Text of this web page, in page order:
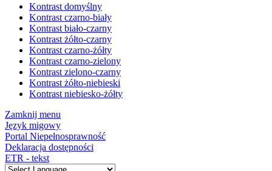
Kontrast domyślny
Kontrast czarno-biały
Kontrast biało-czarny
Kontrast żółto-czarny
Kontrast czarno-żółty
Kontrast czarno-zielony
Kontrast zielono-czarny
Kontrast żółto-niebieski
Kontrast niebiesko-żółty
Zamknij menu
Język migowy
Portal Niepełnosprawność
Deklaracja dostępności
ETR - tekst